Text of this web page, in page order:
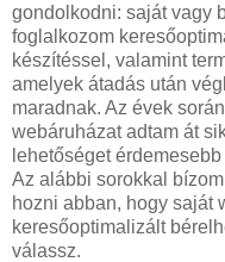
gondolkodni: saját vagy
foglalkozom
készítéssel, valamint
amelyek átadás után
maradnak. Az évek
webáruházat adtam át
lehetőséget
Az alábbi sorokkal
hozni abban, hogy saját
keresőoptimalizált
válassz.